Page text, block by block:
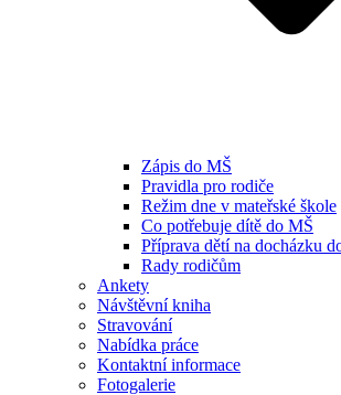
Zápis do MŠ
Pravidla pro rodiče
Režim dne v mateřské škole
Co potřebuje dítě do MŠ
Příprava dětí na docházku
Rady rodičům
Ankety
Návštěvní kniha
Stravování
Nabídka práce
Kontaktní informace
Fotogalerie